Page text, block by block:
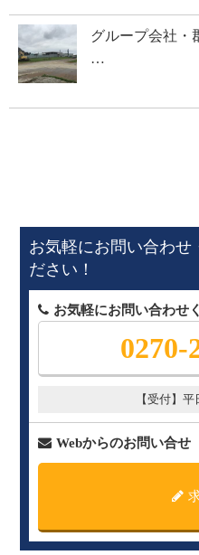
グループ会社
…
お気軽にお問い合わせ
ださい！
お気軽にお問い合わせ
0270-
【受付】
Webからのお問い合せ